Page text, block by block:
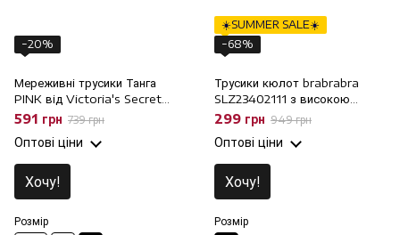
−20%
Мереживні трусики Танга
PINK від Victoria's Secret
232481023 молочні, L
591 грн 739 грн
Оптові ціни
Хочу!
Розмір
☀️SUMMER SALE☀️
−68%
Трусики кюлот brabrabra
SLZ23402111 з високою
талією, S
299 грн 949 грн
Оптові ціни
Хочу!
Розмір